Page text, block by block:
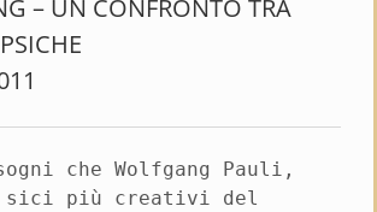
– UN CONFRONTO TRA
che Wolfgang Pauli,
sici più creativi del